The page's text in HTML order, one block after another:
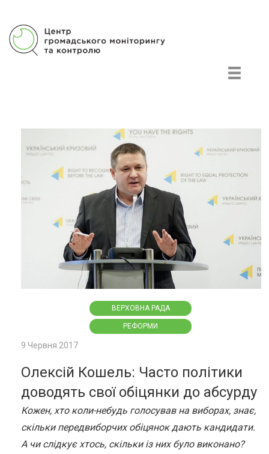
ВЕРХОВНА РАДА
РЕФОРМИ
9 Червня 2017
Олексій Кошель: Часто політики
доводять свої обіцянки до абсурду
Кожен, хто коли-небудь голосував на виборах, знає,
скільки передвиборчих обіцянок дають кандидати.
А чи слідкує хтось, скільки із них було виконано?